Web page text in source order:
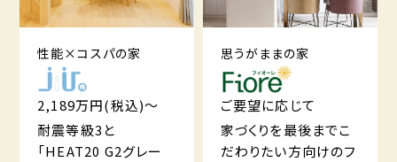
性能×コスパの家
2,189万円(税込)～
耐震等級3と
「HEAT20 G2グレー
思うがままの家
ご要望に応じて
家づくりを最後までこ
だわりたい方向けのフ